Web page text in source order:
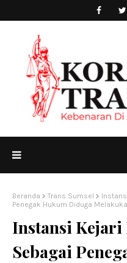
Beranda Trans Sumsel
Penegak Hukum Diduga
Instansi Kejari
Sebagai